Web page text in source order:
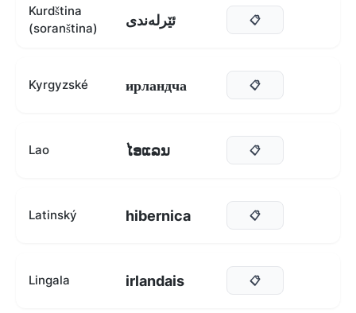
Kurdština
(soranština)
ئێرلەندی 📋
Kyrgyzské ирландча 📋
Lao ໄອແລນ 📋
Latinský hibernica 📋
Lingala irlandais 📋